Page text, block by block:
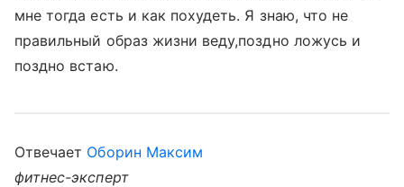
мне тогда есть и как похудеть. Я знаю, что не
правильный образ жизни веду,поздно ложусь и
поздно встаю.
Отвечает Оборин Максим
фитнес-эксперт